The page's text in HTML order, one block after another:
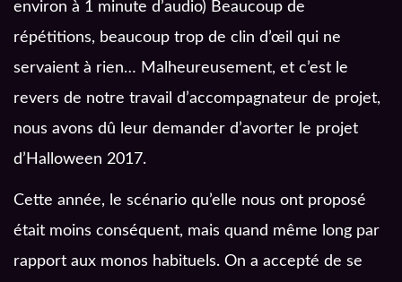
environ à 1 minute d’audio) Beaucoup de
répétitions, beaucoup trop de clin d’œil qui ne
servaient à rien… Malheureusement, et c’est le
revers de notre travail d’accompagnateur de projet,
nous avons dû leur demander d’avorter le projet
d’Halloween 2017.
Cette année, le scénario qu’elle nous ont proposé
était moins conséquent, mais quand même long par
rapport aux monos habituels. On a accepté de se